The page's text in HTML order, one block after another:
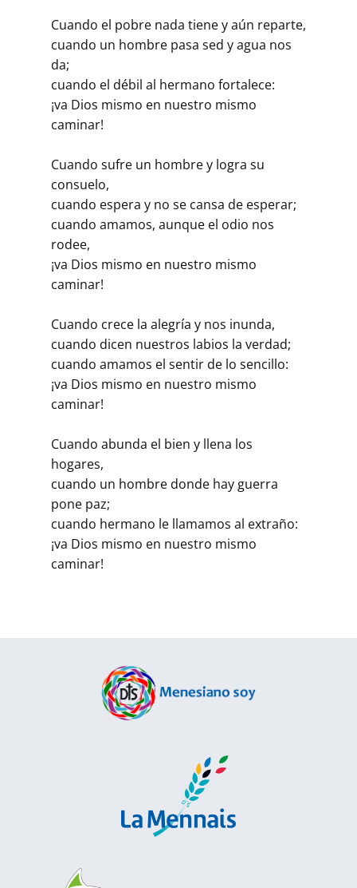
Cuando el pobre nada tiene y aún reparte,
cuando un hombre pasa sed y agua nos
da;
cuando el débil al hermano fortalece:
¡va Dios mismo en nuestro mismo
caminar!
Cuando sufre un hombre y logra su
consuelo,
cuando espera y no se cansa de esperar;
cuando amamos, aunque el odio nos
rodee,
¡va Dios mismo en nuestro mismo
caminar!
Cuando crece la alegría y nos inunda,
cuando dicen nuestros labios la verdad;
cuando amamos el sentir de lo sencillo:
¡va Dios mismo en nuestro mismo
caminar!
Cuando abunda el bien y llena los
hogares,
cuando un hombre donde hay guerra
pone paz;
cuando hermano le llamamos al extraño:
¡va Dios mismo en nuestro mismo
caminar!